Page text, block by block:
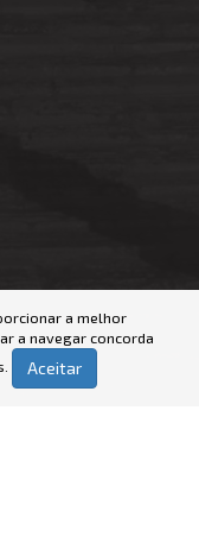
a melhor
a navegar concorda
Aceitar